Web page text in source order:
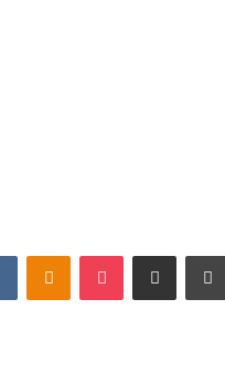
VKontakteOdnoklassniki
PocketShare via Email